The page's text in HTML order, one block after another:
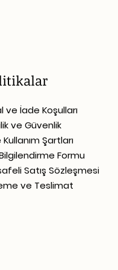
ve İade Koşulları
ve Güvenlik
Şartları
Formu
Satış Sözleşmesi
ve Teslimat